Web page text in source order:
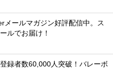
メールマガジン好評配信中。ス
ルでお届け！
録者数60,000人突破！バレーボ